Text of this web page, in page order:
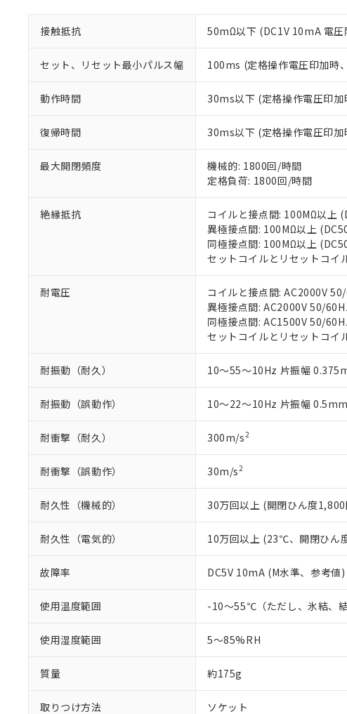
接触抵抗 50mΩ以下 (DC1V 10mA 電圧
セット、リセット最小パルス幅 100ms (定格操作電圧印加時
動作時間 30ms以下 (定格操作電圧印
復帰時間 30ms以下 (定格操作電圧印
最大開閉頻度
機械的: 1800回/時間
定格負荷: 1800回/時間
絶縁抵抗
コイルと接点間: 100MΩ以上
異極接点間: 100MΩ以上
同極接点間: 100MΩ以上
セットコイルとリセットコイ
耐電圧
コイルと接点間: AC2000V
異極接点間: AC2000V 50/
同極接点間: AC1500V 50/
セットコイルとリセットコ
耐振動（耐久） 10～55～10Hz 片振幅
耐振動（誤動作） 10～22～10Hz 片振幅
耐衝撃（耐久） 300m/s2
耐衝撃（誤動作） 30m/s2
耐久性（機械的） 30万回以上 (開閉ひん度
耐久性（電気的） 10万回以上 (23℃、開閉ひん
故障率 DC5V 10mA (M水準、参考
使用温度範囲 -10～55℃（ただし、氷結、結
使用湿度範囲 5～85%RH
質量 約175g
取りつけ方法 ソケット
い。
正式な納期状況およ
当社販売員にご相
オムロン制御機器
在庫状況および標準
す。
ている必要がありま
お客様が当ウェブサ
が、当社の製品・サ
さい。
※当社の共同利用者
いる法人を指します
但し、RoHS指令で産業用監視
フタル酸エステル類の４物質に
※2 対応予定月
部品在庫の切り替え状況
下記の非含有証明書をダ
EU RoHS指令（10物質
51物質の非含有証明書（
※本証明書は発行日時点
また、RoHS指令のフタ
混在することから備考欄
既に当社にて対応品へ
り割愛しております。
Pb(鉛) :1000ppm、 Hg(水銀) :
DBP(フタル酸ジブチル) :
※2 環境保護使用期限
「ｅ」：有害物質（10物
「10」：通常の使用状況
味します。
当社は貴社製品を
置等に一切使用い
当社は、貴社製品を
また当社は、販売先
たしません。
○ 一定数以上の在
△ 一定数には満
－
在庫なし(最新
機器販売店・
空
白
受注生産機種